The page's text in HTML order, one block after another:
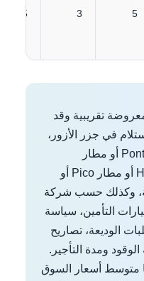
5
3
85 €
تقريبية وقد
في جزر الأزور،
مثل مطار Ponta Delgada أو مطار
Terceira أو مطار Horta أو مطار Pico أو
وكذلك حسب شركة
التأمين، سياسة
الوديعة، تصاريح
ومدة التأجير.
متوسط أسعار السوق